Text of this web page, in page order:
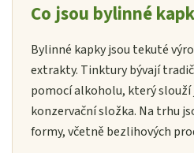
Co jsou bylinné
Bylinné kapky jsou tekuté
extrakty. Tinktury bývají
pomocí alkoholu, který slouží
konzervační složka. Na trhu
formy, včetně bezlihových